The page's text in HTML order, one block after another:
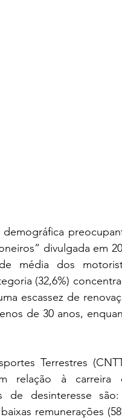
divulgada em
média dos
(32,6%)
escassez de
de 30 anos,
Terrestres
relação à carreira
de desinteresse
remunerações